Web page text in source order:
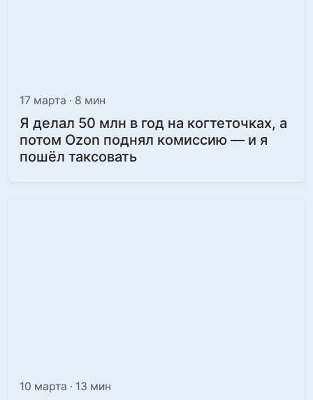
17 марта · 8 мин
Я делал 50 млн в год на когтеточках, а
потом Ozon поднял комиссию — и я
пошёл таксовать
10 марта · 13 мин